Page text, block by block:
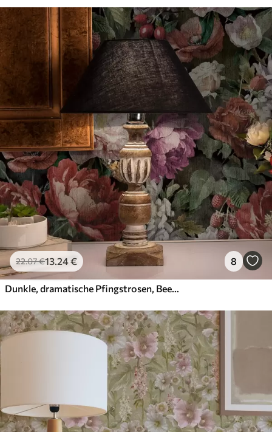
22.07€13.24€ 8
Dunkle, dramatische Pfingstrosen, Beeren und Schmetterling auf schwarzem Hintergrund